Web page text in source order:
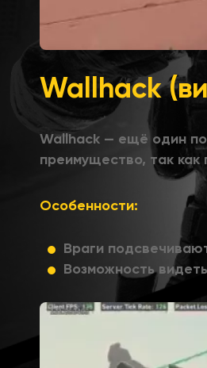
Wallhack
Wallhack — ещё один
преимущество, так как
Особенности:
Враги
Возможность